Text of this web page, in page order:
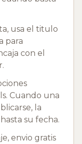
usa el titulo
para
con el
Cuando una
la
su fecha.
envio gratis